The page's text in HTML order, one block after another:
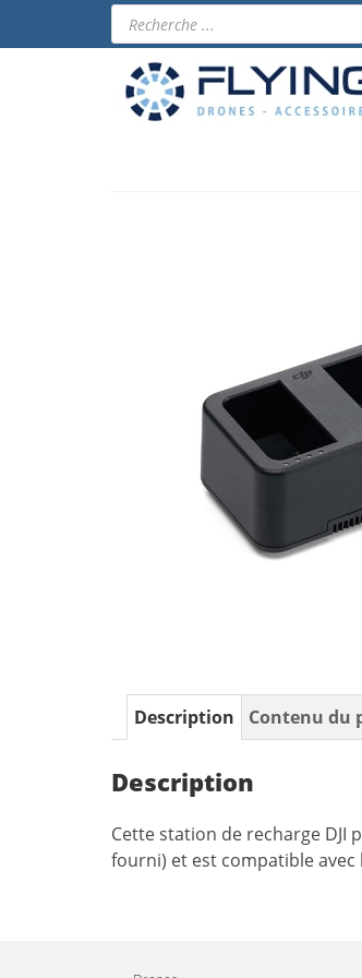
Recherche
de
produits
Description Contenu du
Description
Cette station de recharge DJI
fourni) et est compatible avec